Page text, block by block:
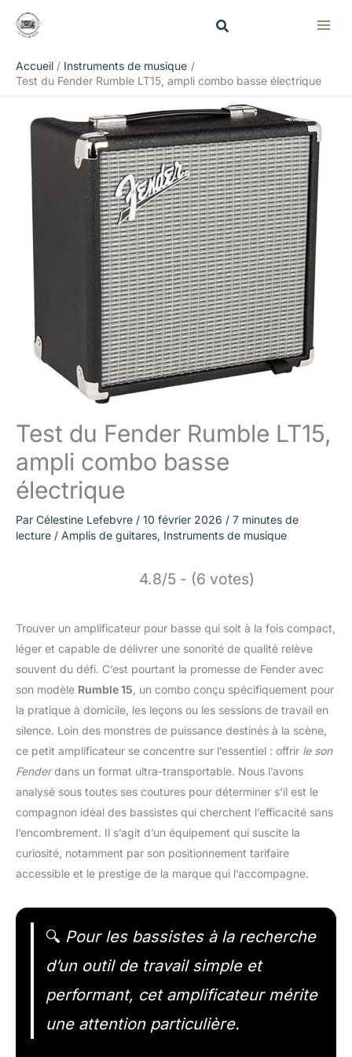
Accueil
Instruments de musique
Test du Fender Rumble LT15, ampli combo basse électrique
Test du Fender Rumble LT15,
ampli combo basse
électrique
Par Célestine Lefebvre / 10 février 2026 / 7 minutes de
lecture / Amplis de guitares, Instruments de musique
4.8/5 - (6 votes)
Trouver un amplificateur pour basse qui soit à la fois compact,
léger et capable de délivrer une sonorité de qualité relève
souvent du défi. C’est pourtant la promesse de Fender avec
son modèle Rumble 15 , un combo conçu spécifiquement pour
la pratique à domicile, les leçons ou les sessions de travail en
silence. Loin des monstres de puissance destinés à la scène,
ce petit amplificateur se concentre sur l’essentiel : offrir le son
Fenderdans un format ultra-transportable. Nous l’avons
analysé sous toutes ses coutures pour déterminer s’il est le
compagnon idéal des bassistes qui cherchent l’efficacité sans
l’encombrement. Il s’agit d’un équipement qui suscite la
curiosité, notamment par son positionnement tarifaire
accessible et le prestige de la marque qui l’accompagne.
🔍 Pour les bassistes à la recherche
d’un outil de travail simple et
performant, cet amplificateur mérite
une attention particulière.
Rechercher